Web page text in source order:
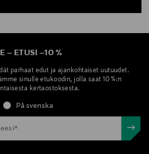
– ETUSI –10 %
parhaat edut ja ajankohtaiset uutuudet.
sinulle etukoodin, jolla saat 10 %:n
kertaostoksesta.
På svenska